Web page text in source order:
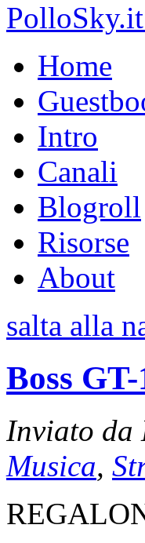
Home
Intro
Canali
Blogroll
Risorse
About
salta alla
Boss
Inviato da
Musica,